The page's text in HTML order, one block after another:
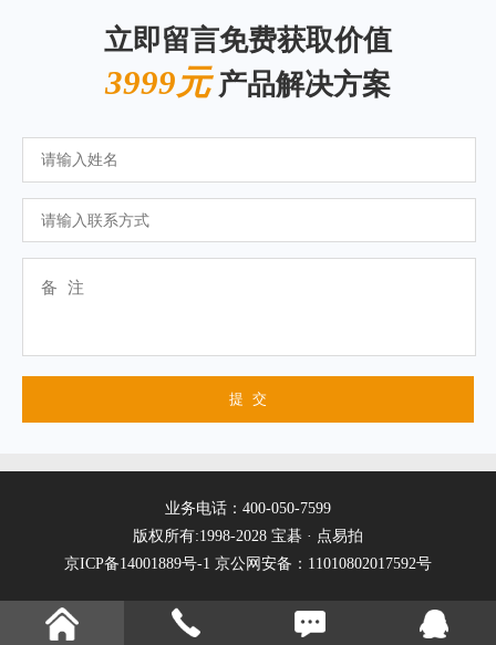
立即留言免费获取价值
3999元产品解决方案
业务电话：400-050-7599
版权所有:1998-2028 宝碁 · 点易拍
京ICP备14001889号-1 京公网安备：11010802017592号